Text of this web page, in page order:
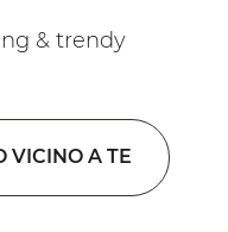
& trendy
VICINO A TE